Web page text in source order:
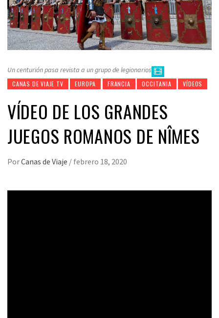
Un centurión pasa revista a un grupo de legionarios
CANAS DE VIAJE TV EUROPA FRANCIA OCCITANIA VÍDEOS
VÍDEO DE LOS GRANDES
JUEGOS ROMANOS DE NÎMES
PorCanas de Viaje / febrero 18, 2020